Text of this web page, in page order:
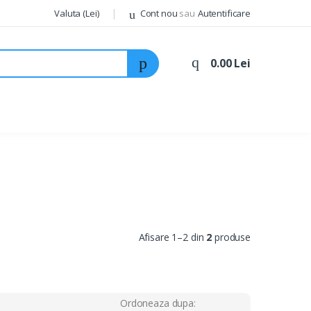
Valuta (Lei) Cont nou sau Autentificare
0.00 Lei
Afisare 1–2 din 2 produse
Ordoneaza dupa: